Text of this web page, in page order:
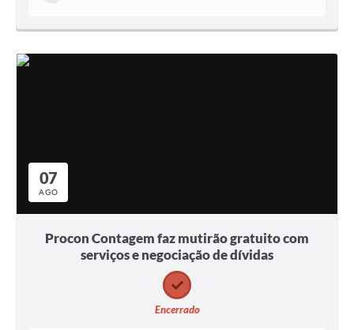
07
AGO
Procon Contagem faz mutirão gratuito com
serviços e negociação de dívidas
Encerrado